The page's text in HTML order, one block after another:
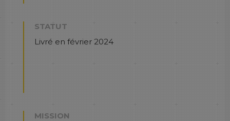
STATUT
Livré en février 2024
MISSION